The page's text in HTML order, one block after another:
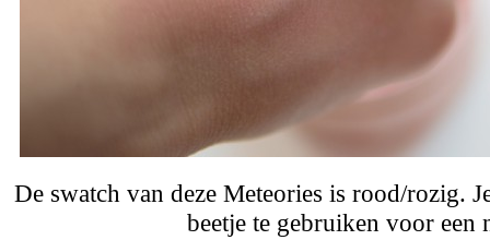
De swatch van deze Meteories is rood/rozig.
beetje te gebruiken voor